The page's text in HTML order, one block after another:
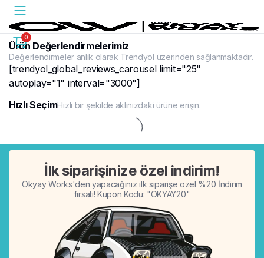
0
Ürün Değerlendirmelerimiz
Değerlendirmeler anlık olarak Trendyol üzerinden sağlanmaktadır.
[trendyol_global_reviews_carousel limit="25"
autoplay="1" interval="3000"]
Hızlı SeçimHızlı bir şekilde aklınızdaki ürüne erişin.
İlk siparişinize özel indirim!
Okyay Works'den yapacağınız ilk siparişe özel %20 İndirim
fırsatı! Kupon Kodu: "OKYAY20"
%20